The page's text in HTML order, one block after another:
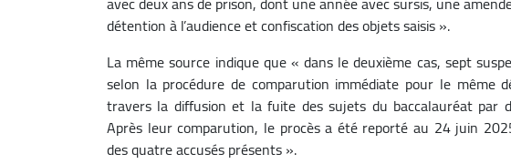
détention à l’audience et confiscation des objets saisis ».
La même source indique que « dans le deuxième cas, sept
selon la procédure de comparution immédiate pour le même
travers la diffusion et la fuite des sujets du baccalauréat par
Après leur comparution, le procès a été reporté au 24 juin
des quatre accusés présents ».